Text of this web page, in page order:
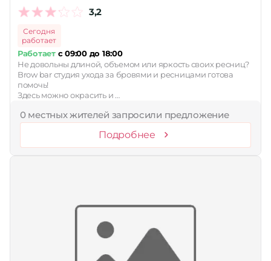
3,2
Сегодня
работает
Работаетс 09:00 до 18:00
Не довольны длиной, объемом или яркость своих ресниц?
Brow bar студия ухода за бровями и ресницами готова
помочь!
Здесь можно окрасить и …
0 местных жителей запросили предложение
Подробнее